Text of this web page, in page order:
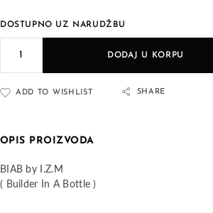
DOSTUPNO UZ NARUDŽBU
DODAJ U KORPU
ADD TO WISHLIST SHARE
OPIS PROIZVODA
BIAB by I.Z.M
( Builder In A Bottle )